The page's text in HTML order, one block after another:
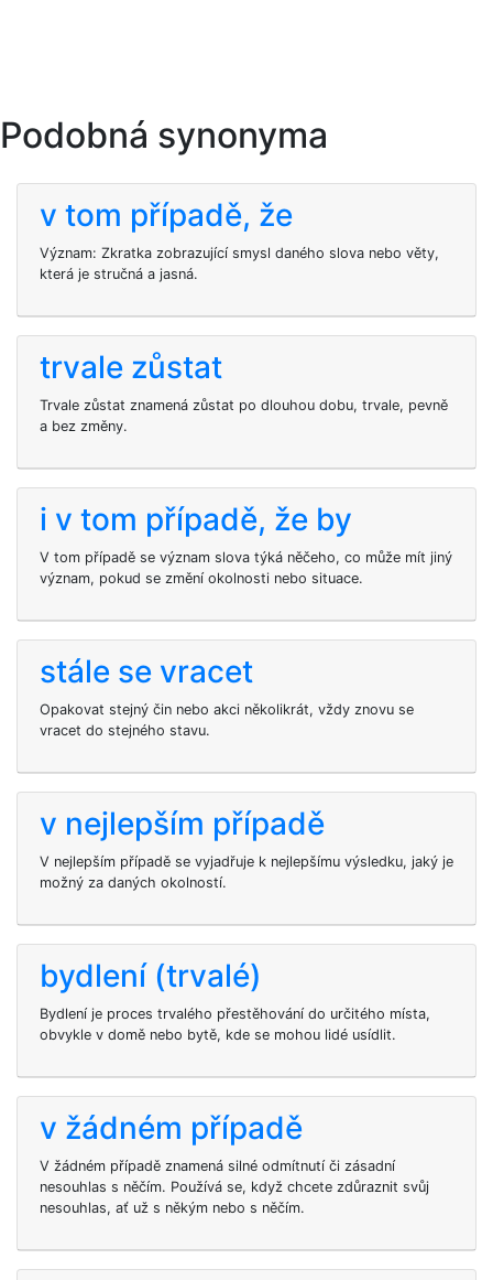
Podobná synonyma
v tom případě, že
Význam: Zkratka zobrazující smysl daného slova nebo věty,
která je stručná a jasná.
trvale zůstat
Trvale zůstat znamená zůstat po dlouhou dobu, trvale, pevně
a bez změny.
i v tom případě, že by
V tom případě se význam slova týká něčeho, co může mít jiný
význam, pokud se změní okolnosti nebo situace.
stále se vracet
Opakovat stejný čin nebo akci několikrát, vždy znovu se
vracet do stejného stavu.
v nejlepším případě
V nejlepším případě se vyjadřuje k nejlepšímu výsledku, jaký je
možný za daných okolností.
bydlení (trvalé)
Bydlení je proces trvalého přestěhování do určitého místa,
obvykle v domě nebo bytě, kde se mohou lidé usídlit.
v žádném případě
V žádném případě znamená silné odmítnutí či zásadní
nesouhlas s něčím. Používá se, když chcete zdůraznit svůj
nesouhlas, ať už s někým nebo s něčím.